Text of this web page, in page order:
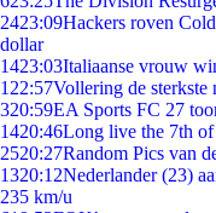
2423:09Hackers roven
dollar
1423:03Italiaanse vrouw
1 22:57Vollering de sterkste
320:59EA Sports FC 27
1420:46Long live the 7th
2520:27Random Pics van
1320:12Nederlander (23)
235 km/u